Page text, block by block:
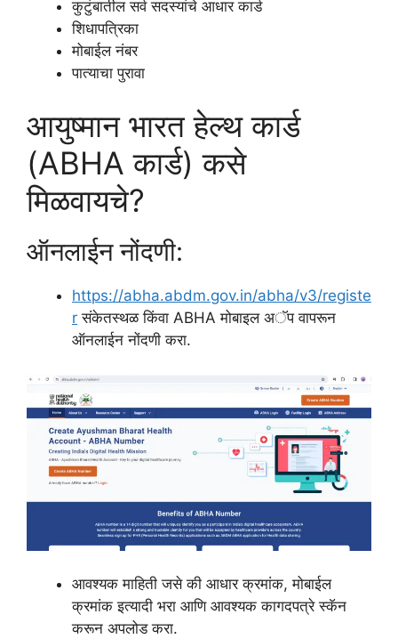
कुटुंबातील सर्व सदस्यांचे आधार कार्ड
शिधापत्रिका
मोबाईल नंबर
पात्याचा पुरावा
आयुष्मान भारत हेल्थ कार्ड
(ABHA कार्ड) कसे
मिळवायचे?
ऑनलाईन नोंदणी:
https://abha.abdm.gov.in/abha/v3/registe
r संकेतस्थळ किंवा ABHA मोबाइल अॅप वापरून
ऑनलाईन नोंदणी करा.
आवश्यक माहिती जसे की आधार क्रमांक, मोबाईल
क्रमांक इत्यादी भरा आणि आवश्यक कागदपत्रे स्कॅन
करून अपलोड करा.